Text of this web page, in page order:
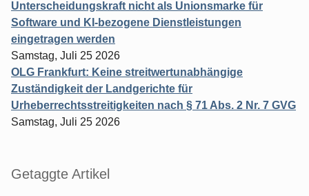
Unterscheidungskraft nicht als Unionsmarke für
Software und KI-bezogene Dienstleistungen
eingetragen werden
Samstag, Juli 25 2026
OLG Frankfurt: Keine streitwertunabhängige
Zuständigkeit der Landgerichte für
Urheberrechtsstreitigkeiten nach § 71 Abs. 2 Nr. 7 GVG
Samstag, Juli 25 2026
Getaggte Artikel